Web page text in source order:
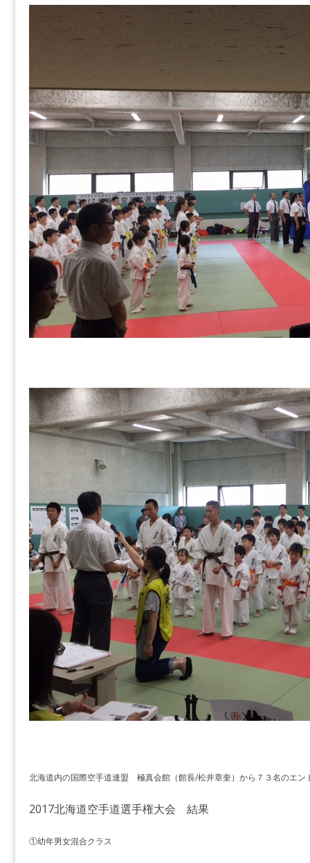
北海道内の国際空手道連盟 極真会館（館長/松井章奎）から７３名のエン
2017北海道空手道選手権大会 結果
①幼年男女混合クラス